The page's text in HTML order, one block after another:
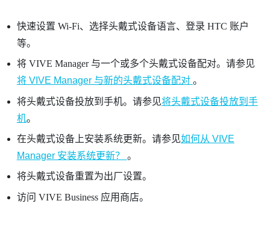
快速设置 Wi‍-Fi、选择头戴式设备语言、登录 HTC 账户
等。
将 VIVE Manager与一个或多个头戴式设备配对。请参见
将 VIVE Manager 与新的头戴式设备配对 。
将头戴式设备投放到手机。请参见将头戴式设备投放到手
机。
在头戴式设备上安装系统更新。请参见如何从 VIVE
Manager 安装系统更新？ 。
将头戴式设备重置为出厂设置。
访问 VIVE Business 应用商店。